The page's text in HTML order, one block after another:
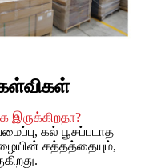
இருக்கிறதா?
கல் பூசப்படாத
சத்தத்தையும்,